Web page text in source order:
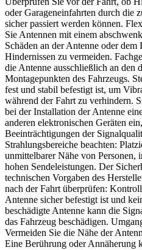
oder Garageneinfahrten durch die
sicher passiert werden können.
Sie Antennen mit einem
Schäden an der Antenne oder
Hindernissen zu vermeiden.
die Antenne ausschließlich an den
Montagepunkten des Fahrzeugs.
fest und stabil befestigt ist, um
während der Fahrt zu verhindern.
bei der Installation der Antenne
anderen elektronischen Geräten
Beeinträchtigungen der
Strahlungsbereiche beachten:
unmittelbarer Nähe von Personen,
hohen Sendeleistungen. Der
technischen Vorgaben des
nach der Fahrt überprüfen:
Antenne sicher befestigt ist und
beschädigte Antenne kann die
das Fahrzeug beschädigen.
Vermeiden Sie die Nähe der
Eine Berührung oder Annäherung